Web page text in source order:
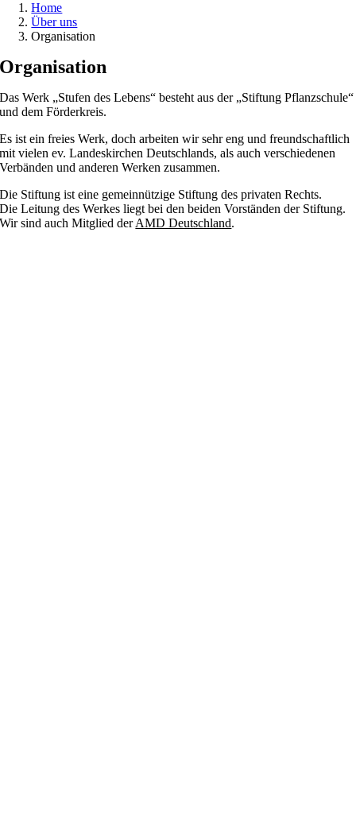
Home
Über uns
Organisation
Organisation
Das Werk „Stufen des Lebens“ besteht aus der „Stiftung Pflanzschule“
und dem Förderkreis.
Es ist ein freies Werk, doch arbeiten wir sehr eng und freundschaftlich
mit vielen ev. Landeskirchen Deutschlands, als auch verschiedenen
Verbänden und anderen Werken zusammen.
Die Stiftung ist eine gemeinnützige Stiftung des privaten Rechts.
Die Leitung des Werkes liegt bei den beiden Vorständen der Stiftung.
Wir sind auch Mitglied derAMD Deutschland.